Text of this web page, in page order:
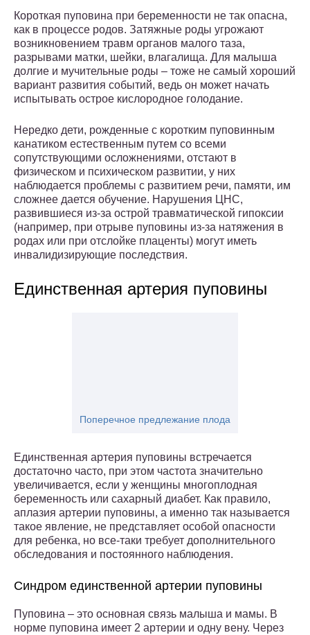
Короткая пуповина при беременности не так опасна,
как в процессе родов. Затяжные роды угрожают
возникновением травм органов малого таза,
разрывами матки, шейки, влагалища. Для малыша
долгие и мучительные роды – тоже не самый хороший
вариант развития событий, ведь он может начать
испытывать острое кислородное голодание.
Нередко дети, рожденные с коротким пуповинным
канатиком естественным путем со всеми
сопутствующими осложнениями, отстают в
физическом и психическом развитии, у них
наблюдается проблемы с развитием речи, памяти, им
сложнее дается обучение. Нарушения ЦНС,
развившиеся из-за острой травматической гипоксии
(например, при отрыве пуповины из-за натяжения в
родах или при отслойке плаценты) могут иметь
инвалидизирующие последствия.
Единственная артерия пуповины
Поперечное предлежание плода
Единственная артерия пуповины встречается
достаточно часто, при этом частота значительно
увеличивается, если у женщины многоплодная
беременность или сахарный диабет. Как правило,
аплазия артерии пуповины, а именно так называется
такое явление, не представляет особой опасности
для ребенка, но все-таки требует дополнительного
обследования и постоянного наблюдения.
Синдром единственной артерии пуповины
Пуповина – это основная связь малыша и мамы. В
норме пуповина имеет 2 артерии и одну вену. Через